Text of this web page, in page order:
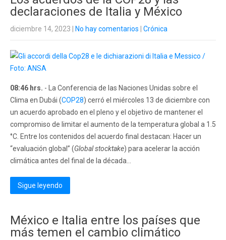
declaraciones de Italia y México
diciembre 14, 2023 No hay comentarios Crónica
08:46 hrs. - La Conferencia de las Naciones Unidas sobre el
Clima en Dubái (COP28) cerró el miércoles 13 de diciembre con
un acuerdo aprobado en el pleno y el objetivo de mantener el
compromiso de limitar el aumento de la temperatura global a 1.5
°C. Entre los contenidos del acuerdo final destacan: Hacer un
“evaluación global” (Global stocktake) para acelerar la acción
climática antes del final de la década...
Sigue leyendo
México e Italia entre los países que
más temen el cambio climático